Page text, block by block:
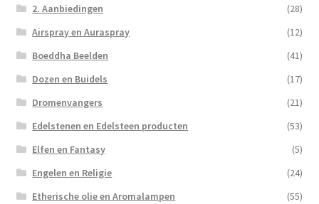
2. Aanbiedingen
(28)
Airspray en Auraspray
(12)
Boeddha Beelden
(41)
Dozen en Buidels
(17)
Dromenvangers
(21)
Edelstenen en Edelsteen producten
(53)
Elfen en Fantasy
(5)
Engelen en Religie
(24)
Etherische olie en Aromalampen
(55)